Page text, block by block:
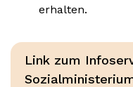
erhalten.
Link zum